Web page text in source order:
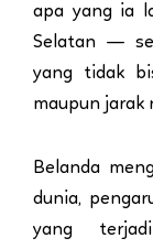
apa yang ia
Selatan —
yang tidak
maupun jarak
Belanda
dunia,
yang